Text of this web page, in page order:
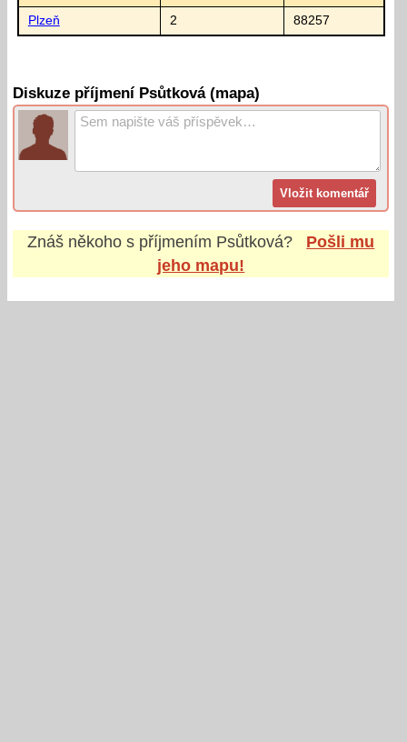
Plzeň 2 88257
Diskuze příjmení Psůtková (mapa)
Znáš někoho s příjmením Psůtková?
Pošli mu
jeho mapu!